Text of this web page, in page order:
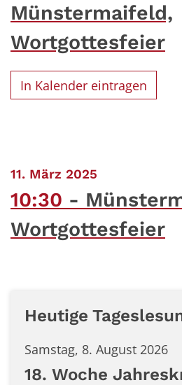
Münstermaifeld,
Wortgottesfeier
In Kalender eintragen
11. März 2025
10:30
Wortgottesfeier
Heutige
Samstag, 8. August 2026
18. Woche